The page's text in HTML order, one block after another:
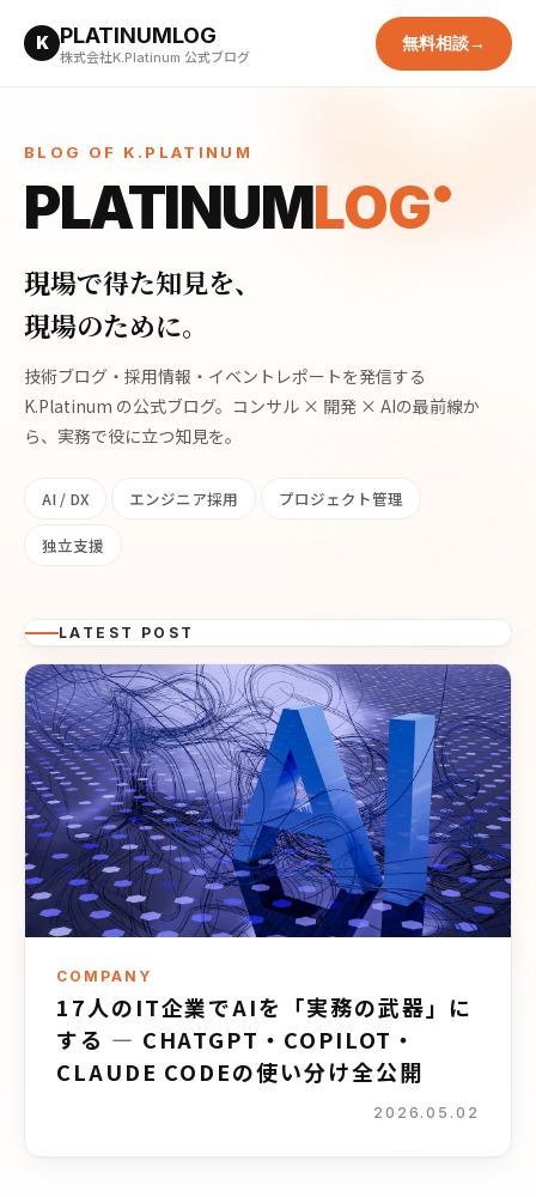
K PLATINUMLOG
株式会社K.Platinum 公式ブログ
無料相談→
BLOG OF K.PLATINUM
PLATINUMLOG
現場で得た知見を、
現場のために。
技術ブログ・採用情報・イベントレポートを発信する
K.Platinum の公式ブログ。コンサル × 開発 × AIの最前線か
ら、実務で役に立つ知見を。
AI / DX エンジニア採用 プロジェクト管理
独立支援
LATEST POST
COMPANY
17人のIT企業でAIを「実務の武器」に
する — CHATGPT・COPILOT・
CLAUDE CODEの使い分け全公開
2026.05.02